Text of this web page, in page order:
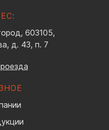
603105,
д. 43, п. 7